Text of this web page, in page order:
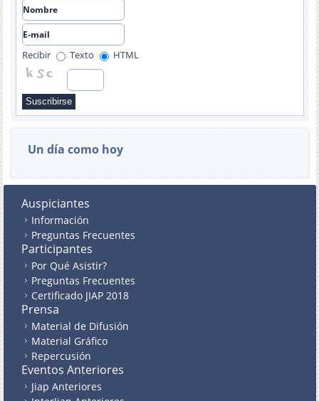
Recibir Texto HTML
Un día como hoy
Auspiciantes
Información
Preguntas Frecuentes
Participantes
Por Qué Asistir?
Preguntas Frecuentes
Certificado JIAP 2018
Prensa
Material de Difusión
Material Gráfico
Repercusión
Eventos Anteriores
Jiap Anteriores